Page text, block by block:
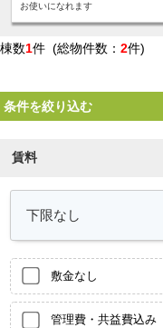
お使いになれます
棟数1件 (総物件数： 2件)
条件を絞り込む
賃料
敷金なし
管理費・共益費込み